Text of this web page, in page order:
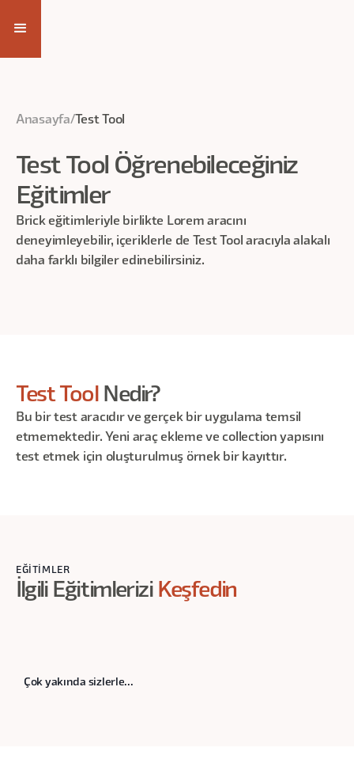
Anasayfa/ Test Tool
Test Tool Öğrenebileceğiniz
Eğitimler
Brick eğitimleriyle birlikte Lorem aracını
deneyimleyebilir, içeriklerle de
Test Tool aracıyla alakalı
daha farklı bilgiler edinebilirsiniz.
Test Tool Nedir?
Bu bir test aracıdır ve gerçek bir uygulama temsil
etmemektedir. Yeni araç ekleme ve collection yapısını
test etmek için oluşturulmuş örnek bir kayıttır.
EĞITIMLER
İlgili Eğitimlerizi Keşfedin
Çok yakında sizlerle...